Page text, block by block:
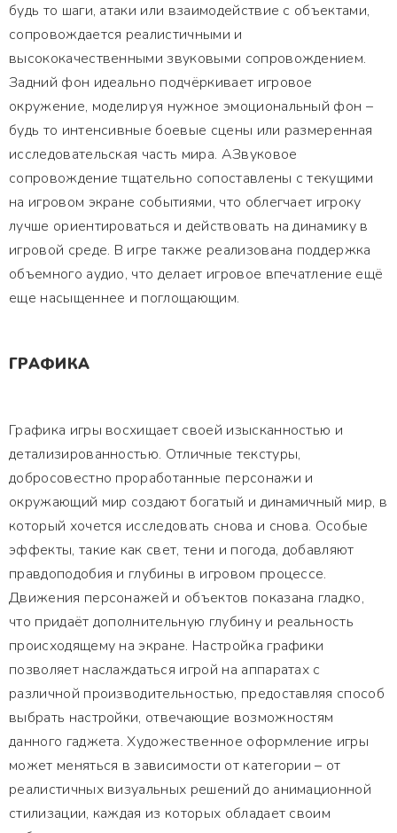
будь то шаги, атаки или взаимодействие с объектами,
сопровождается реалистичными и
высококачественными звуковыми сопровождением.
Задний фон идеально подчёркивает игровое
окружение, моделируя нужное эмоциональный фон –
будь то интенсивные боевые сцены или размеренная
исследовательская часть мира. АЗвуковое
сопровождение тщательно сопоставлены с текущими
на игровом экране событиями, что облегчает игроку
лучше ориентироваться и действовать на динамику в
игровой среде. В игре также реализована поддержка
объемного аудио, что делает игровое впечатление ещё
еще насыщеннее и поглощающим.
ГРАФИКА
Графика игры восхищает своей изысканностью и
детализированностью. Отличные текстуры,
добросовестно проработанные персонажи и
окружающий мир создают богатый и динамичный мир, в
который хочется исследовать снова и снова. Особые
эффекты, такие как свет, тени и погода, добавляют
правдоподобия и глубины в игровом процессе.
Движения персонажей и объектов показана гладко,
что придаёт дополнительную глубину и реальность
происходящему на экране. Настройка графики
позволяет наслаждаться игрой на аппаратах с
различной производительностью, предоставляя способ
выбрать настройки, отвечающие возможностям
данного гаджета. Художественное оформление игры
может меняться в зависимости от категории – от
реалистичных визуальных решений до анимационной
стилизации, каждая из которых обладает своим